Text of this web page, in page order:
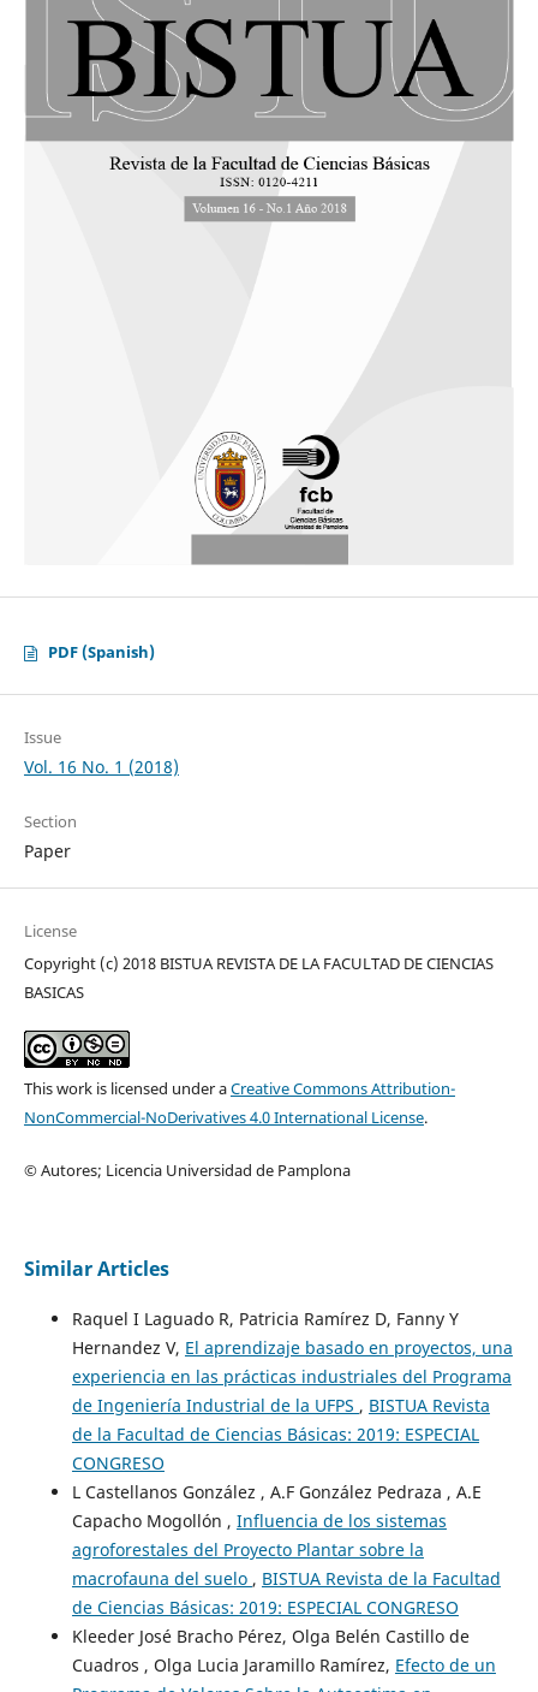
PDF (Spanish)
Issue
Vol. 16 No. 1 (2018)
Section
Paper
License
Copyright (c) 2018 BISTUA REVISTA DE LA FACULTAD DE CIENCIAS
BASICAS
This work is licensed under aCreative Commons Attribution-
NonCommercial-NoDerivatives 4.0 International License.
© Autores; Licencia Universidad de Pamplona
Similar Articles
Raquel I Laguado R, Patricia Ramírez D, Fanny Y
Hernandez V, El aprendizaje basado en proyectos, una
experiencia en las prácticas industriales del Programa
de Ingeniería Industrial de la UFPS , BISTUA Revista
de la Facultad de Ciencias Básicas: 2019: ESPECIAL
CONGRESO
L Castellanos González , A.F González Pedraza , A.E
Capacho Mogollón , Influencia de los sistemas
agroforestales del Proyecto Plantar sobre la
macrofauna del suelo , BISTUA Revista de la Facultad
de Ciencias Básicas: 2019: ESPECIAL CONGRESO
Kleeder José Bracho Pérez, Olga Belén Castillo de
Cuadros , Olga Lucia Jaramillo Ramírez, Efecto de un